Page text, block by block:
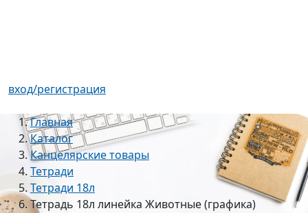
вход/регистрация
Главная
Каталог
Канцелярские товары
Тетради
Тетради 18л
Тетрадь 18л линейка Животные (графика)